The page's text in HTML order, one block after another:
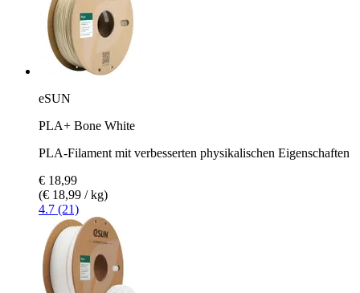
eSUN
PLA+ Bone White
PLA-Filament mit verbesserten physikalischen Eigenschaften
€ 18,99
(€ 18,99 / kg)
4.7 (21)